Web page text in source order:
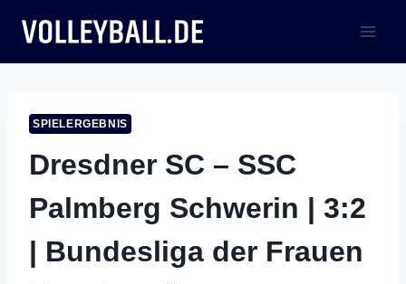
Inhalt
springen
SPIELERGEBNIS
Dresdner SC – SSC
Palmberg Schwerin | 3:2
| Bundesliga der Frauen